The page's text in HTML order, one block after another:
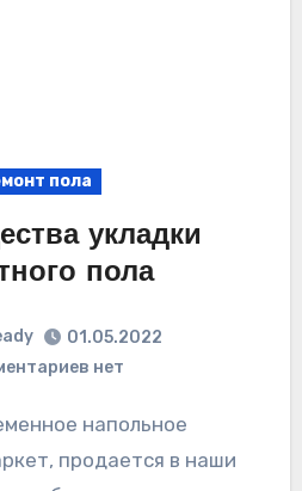
пола
укладки
пола
01.05.2022
нет
продается в наши